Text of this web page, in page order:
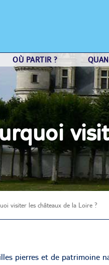
OÙ PARTIR ?
visiter les châteaux de la Loire ?
pierres et de patrimoine